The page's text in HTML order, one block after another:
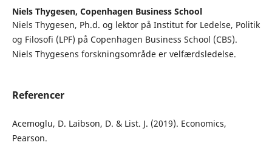
Niels Thygesen, Copenhagen Business School
Niels Thygesen, Ph.d. og lektor på Institut for Ledelse, Politik
og Filosofi (LPF) på Copenhagen Business School (CBS).
Niels Thygesens forskningsområde er velfærdsledelse.
Referencer
Acemoglu, D. Laibson, D. & List. J. (2019). Economics,
Pearson.